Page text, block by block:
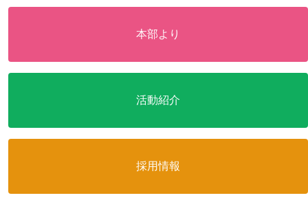
本部より
活動紹介
採用情報